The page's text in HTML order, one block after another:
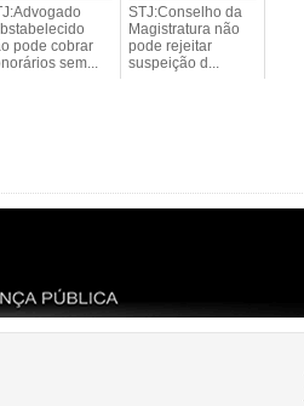
pode cobrar
sem...
STJ:Conselho da
Magistratura não
pode rejeitar
suspeição d...